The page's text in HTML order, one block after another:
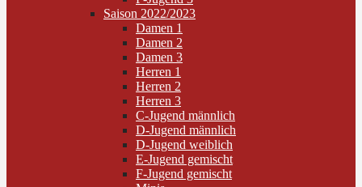
Saison 2022/2023
Damen 1
Damen 2
Damen 3
Herren 1
Herren 2
Herren 3
C-Jugend männlich
D-Jugend männlich
D-Jugend weiblich
E-Jugend gemischt
F-Jugend gemischt